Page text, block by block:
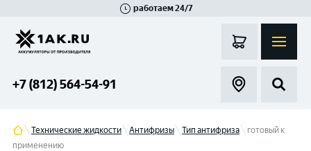
работаем 24/7
+7 (812) 564-54-91
Технические жидкости Антифризы Тип антифриза
готовый к
применению
Гатчина